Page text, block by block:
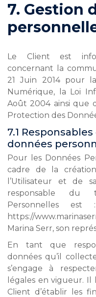
7. Gestion
Le Client est
concernant la
21 Juin 2014 pour
Numérique, la Loi
Août 2004 ainsi que
Protection des
7.1
données
Pour les Données
cadre de la
l’Utilisateur et de
responsable du
Personnelles est
https://
Marina Serr, son
En tant que
données qu’il
s’engage à
légales en vigueur.
Client d’établir les